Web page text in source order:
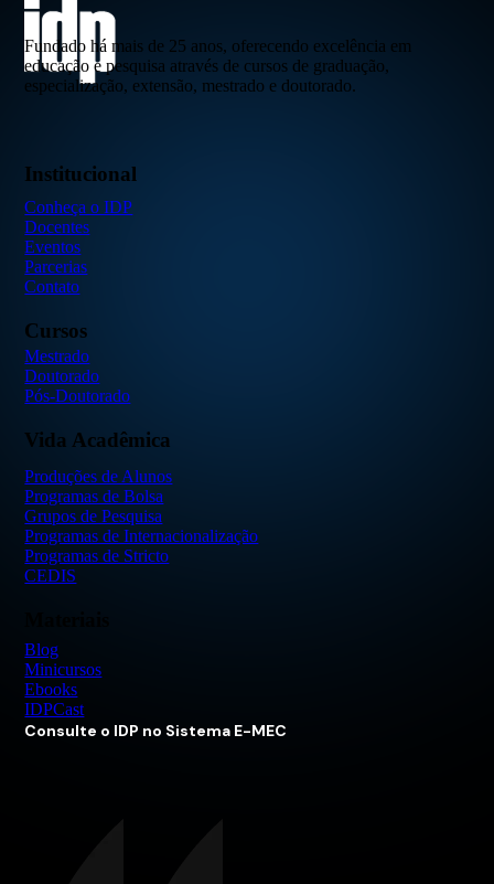
Fundado há mais de 25 anos, oferecendo excelência em
educação e pesquisa através de cursos de graduação,
especialização, extensão, mestrado e doutorado.
Institucional
Conheça o IDP
Docentes
Eventos
Parcerias
Contato
Cursos
Mestrado
Doutorado
Pós-Doutorado
Vida Acadêmica
Produções de Alunos
Programas de Bolsa
Grupos de Pesquisa
Programas de Internacionalização
Programas de Stricto
CEDIS
Blog
Minicursos
Ebooks
IDPCast
Consulte o IDP no Sistema E-MEC